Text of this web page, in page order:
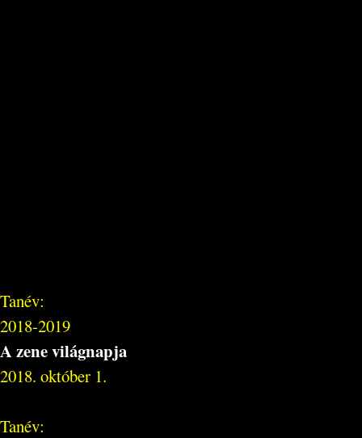
Tanév:
2018-2019
A zene világnapja
2018. október 1.
Tanév: